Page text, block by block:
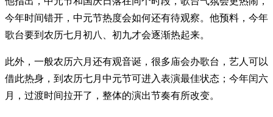
今年时间错开，中元节热度会如何还有待观察。他预料，今年
歌台要到农历七月初八、初九才会逐渐热起来。
此外，一般农历六月还有观音诞，很多庙会办歌台，艺人可以
借此热身，到农历七月中元节可进入表演最佳状态；今年闰六
月，过渡时间拉开了，整体的演出节奏有所改变。